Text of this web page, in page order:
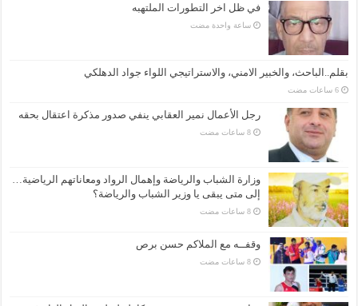
في ظل اخر التطورات الملتهبه
‏ساعة واحدة مضت
بقلم..الباحث، والخبير الامني، والاستراتيجي اللواء جواد الدهلكي
‏6 ساعات مضت
رجل الأعمال نمير العقابي ينفي صدور مذكرة اعتقال بحقه
‏8 ساعات مضت
وزارة الشباب والرياضة وإهمال الرواد ومعاناتهم الرياضية…
إلى متى يبقى يا وزير الشباب والرياضة؟
‏8 ساعات مضت
وقفــه مع الملاكم حسن برص
‏8 ساعات مضت